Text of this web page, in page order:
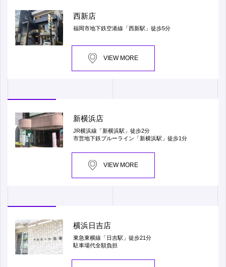
西新店
福岡市地下鉄空港線「西新駅」徒歩5分
VIEW MORE
新横浜店
JR横浜線「新横浜駅」徒歩2分
市営地下鉄ブルーライン「新横浜駅」徒歩1分
VIEW MORE
横浜日吉店
東急東横線「日吉駅」徒歩21分
駐車場代全額負担